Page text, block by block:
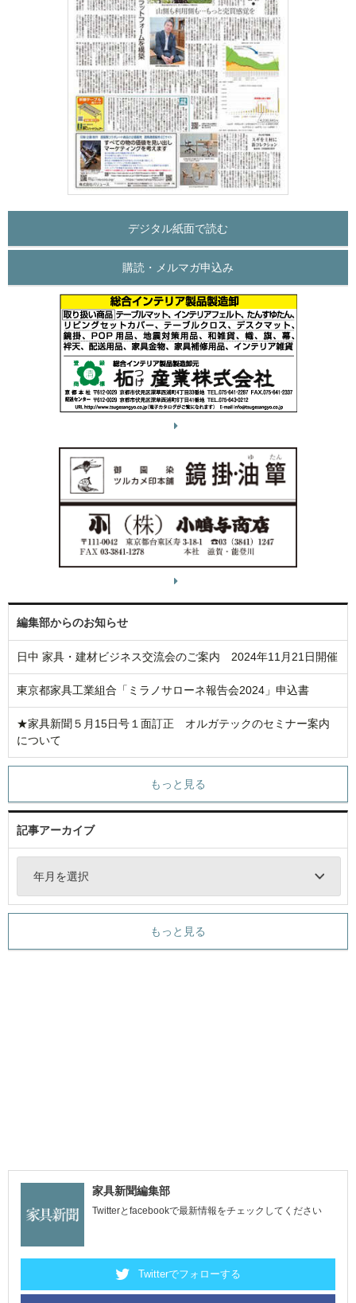
デジタル紙面で読む
購読・メルマガ申込み
編集部からのお知らせ
日中 家具・建材ビジネス交流会のご案内 2024年11月21日開催
東京都家具工業組合「ミラノサローネ報告会2024」申込書
★家具新聞５月15日号１面訂正 オルガテックのセミナー案内
について
もっと見る
記事アーカイブ
年月を選択
もっと見る
家具新聞編集部
Twitterとfacebookで最新情報をチェックしてください
Twitterでフォローする